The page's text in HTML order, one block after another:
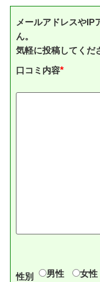
メールアドレスやIP
ん。
気軽に投稿してくだ
口コミ内容*
性別 男性 女性